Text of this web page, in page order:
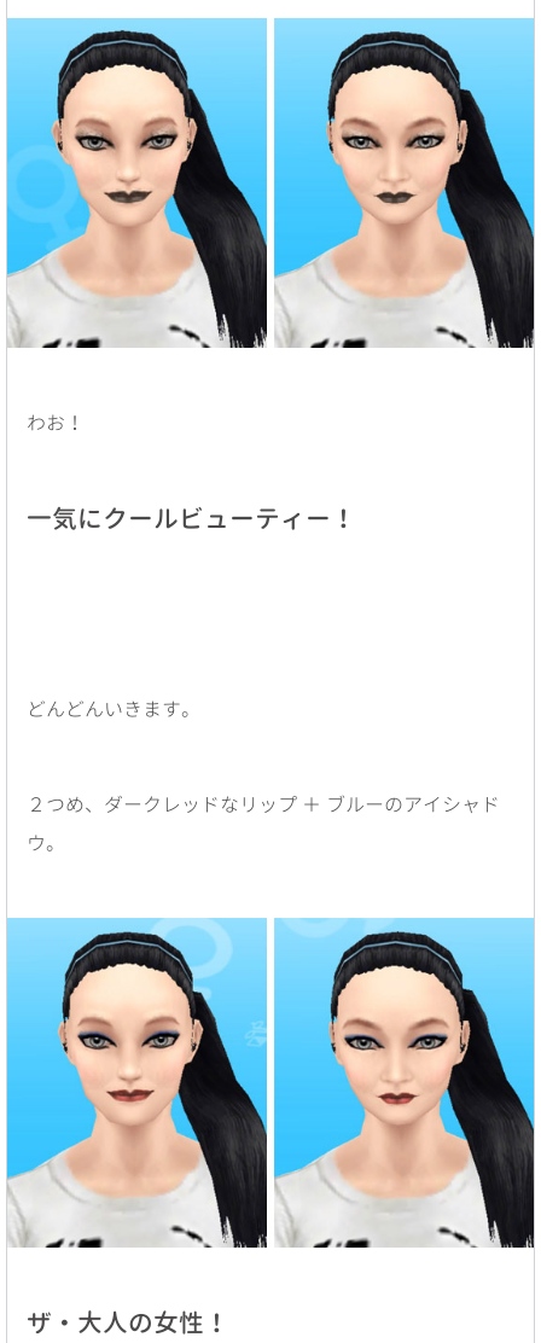
わお！
一気にクールビューティー！
どんどんいきます。
２つめ、ダークレッドなリップ ＋ ブルーのアイシャド
ウ。
ザ・大人の女性！